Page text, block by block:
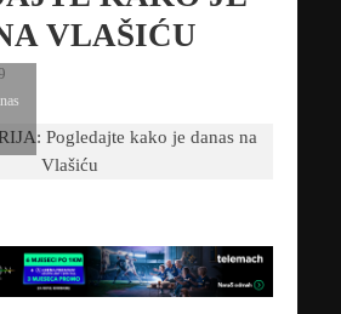
VLAŠIĆU